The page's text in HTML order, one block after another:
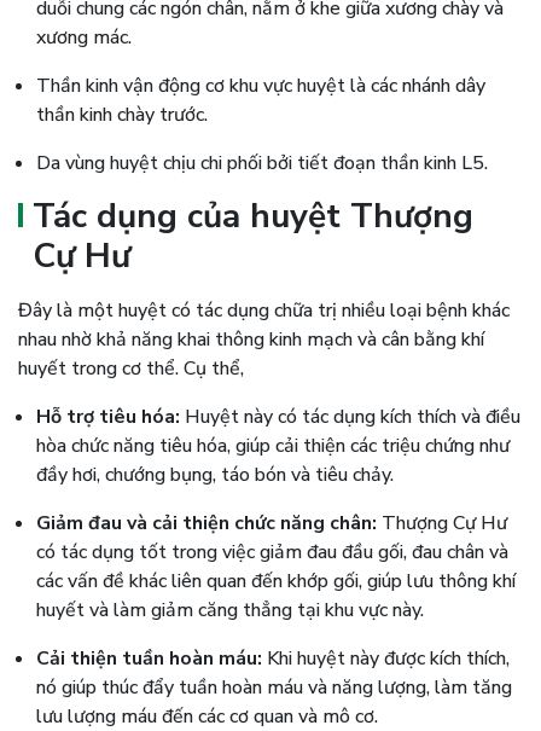
duỗi chung các ngón chân, nằm ở khe giữa xương chày và
xương mác.
Thần kinh vận động cơ khu vực huyệt là các nhánh dây
thần kinh chày trước.
Da vùng huyệt chịu chi phối bởi tiết đoạn thần kinh L5.
Tác dụng của huyệt Thượng
Cự Hư
Đây là một huyệt có tác dụng chữa trị nhiều loại bệnh khác
nhau nhờ khả năng khai thông kinh mạch và cân bằng khí
huyết trong cơ thể. Cụ thể,
Hỗ trợ tiêu hóa: Huyệt này có tác dụng kích thích và điều
hòa chức năng tiêu hóa, giúp cải thiện các triệu chứng như
đầy hơi, chướng bụng, táo bón và tiêu chảy.
Giảm đau và cải thiện chức năng chân: Thượng Cự Hư
có tác dụng tốt trong việc giảm đau đầu gối, đau chân và
các vấn đề khác liên quan đến khớp gối, giúp lưu thông khí
huyết và làm giảm căng thẳng tại khu vực này.
Cải thiện tuần hoàn máu: Khi huyệt này được kích thích,
nó giúp thúc đẩy tuần hoàn máu và năng lượng, làm tăng
lưu lượng máu đến các cơ quan và mô cơ.